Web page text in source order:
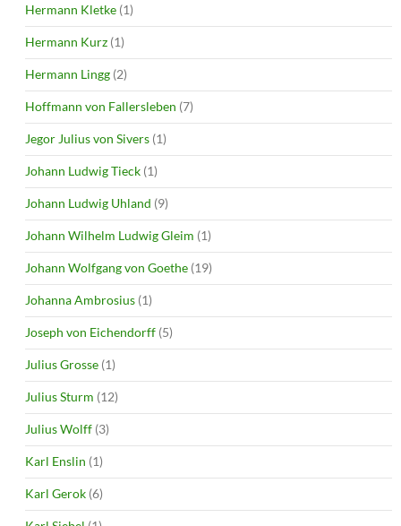
Hermann Kletke (1)
Hermann Kurz (1)
Hermann Lingg (2)
Hoffmann von Fallersleben (7)
Jegor Julius von Sivers (1)
Johann Ludwig Tieck (1)
Johann Ludwig Uhland (9)
Johann Wilhelm Ludwig Gleim (1)
Johann Wolfgang von Goethe (19)
Johanna Ambrosius (1)
Joseph von Eichendorff (5)
Julius Grosse (1)
Julius Sturm (12)
Julius Wolff (3)
Karl Enslin (1)
Karl Gerok (6)